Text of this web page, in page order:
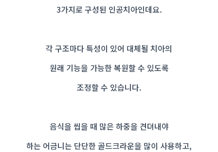
3가지로 구성된 인공치아인데요.
각 구조마다 특성이 있어 대체될 치아의
원래 기능을 가능한 복원할 수 있도록
조정할 수 있습니다.
음식을 씹을 때 많은 하중을 견뎌내야
하는 어금니는 단단한 골드크라운을 많이 사용하고,